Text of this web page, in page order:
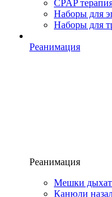
CPAP
Наборы для
Наборы для
Реанимация
Реанимация
Мешки
Канюли